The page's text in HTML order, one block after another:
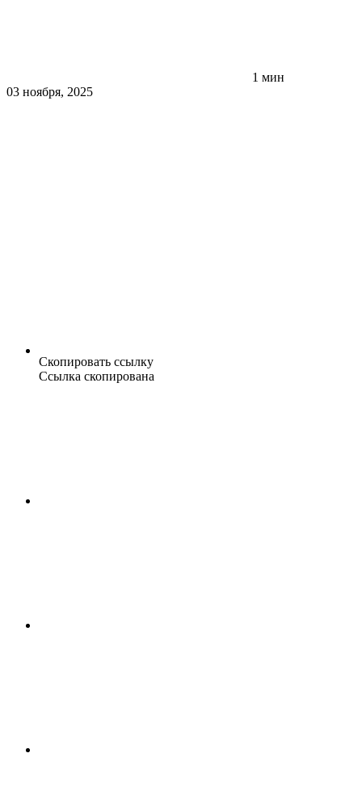
1 мин
03 ноября, 2025
Скопировать ссылку
Ссылка скопирована